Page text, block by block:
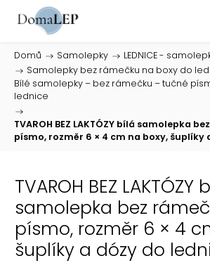
Domů / Samolepky /
LEDNICE -
/
Samolepky bez rámečku na boxy do
Bílé samolepky – bez rámečku – tučné
lednice
/
TVAROH BEZ LAKTÓZY bílá samolepka
písmo, rozměr 6 × 4 cm na boxy, šuplíky
TVAROH BEZ LAKTÓZY
samolepka bez
písmo, rozměr 6 × 4
šuplíky a dózy do